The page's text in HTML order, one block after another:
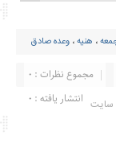
، هنیه، وعده صادق
مجموع نظرات : 0
انتشار یافته : ۰ سایت